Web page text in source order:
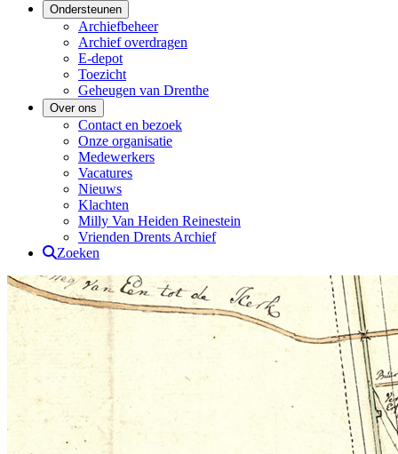
Ondersteunen
Archiefbeheer
Archief overdragen
E-depot
Toezicht
Geheugen van Drenthe
Over ons
Contact en bezoek
Onze organisatie
Medewerkers
Vacatures
Nieuws
Klachten
Milly Van Heiden Reinestein
Vrienden Drents Archief
Zoeken
Drents Archief